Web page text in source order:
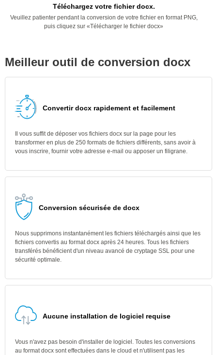
Téléchargez votre fichier docx.
Veuillez patienter pendant la conversion de votre fichier en format PNG,
puis cliquez sur «Télécharger le fichier docx»
Meilleur outil de conversion docx
Convertir docx rapidement et facilement
Il vous suffit de déposer vos fichiers docx sur la page pour les
transformer en plus de 250 formats de fichiers différents, sans avoir à
vous inscrire, fournir votre adresse e-mail ou apposer un filigrane.
Conversion sécurisée de docx
Nous supprimons instantanément les fichiers téléchargés ainsi que les
fichiers convertis au format docx après 24 heures. Tous les fichiers
transférés bénéficient d'un niveau avancé de cryptage SSL pour une
sécurité optimale.
Aucune installation de logiciel requise
Vous n'avez pas besoin d'installer de logiciel. Toutes les conversions
au format docx sont effectuées dans le cloud et n'utilisent pas les